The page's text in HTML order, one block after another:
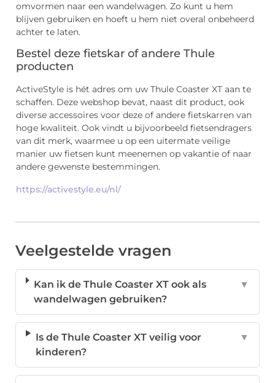
omvormen naar een wandelwagen. Zo kunt u hem
blijven gebruiken en hoeft u hem niet overal onbeheerd
achter te laten.
Bestel deze fietskar of andere Thule
producten
ActiveStyle is hét adres om uw Thule Coaster XT aan te
schaffen. Deze webshop bevat, naast dit product, ook
diverse accessoires voor deze of andere fietskarren van
hoge kwaliteit. Ook vindt u bijvoorbeeld fietsendragers
van dit merk, waarmee u op een uitermate veilige
manier uw fietsen kunt meenemen op vakantie of naar
andere gewenste bestemmingen.
https://activestyle.eu/nl/
Veelgestelde vragen
Kan ik de Thule Coaster XT ook als
wandelwagen gebruiken?
▼
Is de Thule Coaster XT veilig voor
kinderen?
▼